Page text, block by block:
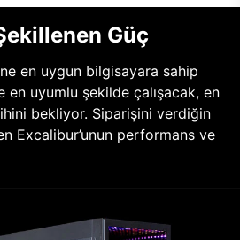
Güç
en uygun bilgisayara sahip
uyumlu şekilde çalışacak, en
bekliyor. Siparişini verdiğin
Excalibur’unun performans ve